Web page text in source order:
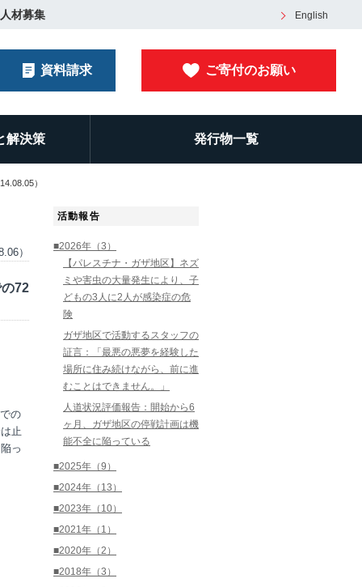
人材募集 English
資料請求 ご寄付のお願い
解決策 発行物一覧
）
）
72
の
止
っ
活動報告
■2026年（3）
【パレスチナ・ガザ地区】ネズ
ミや害虫の大量発生により、子
どもの3人に2人が感染症の危
険
ガザ地区で活動するスタッフの
証言：「最悪の悪夢を経験した
場所に住み続けながら、前に進
むことはできません。」
人道状況評価報告：開始から6
ヶ月、ガザ地区の停戦計画は機
能不全に陥っている
■2025年（9）
■2024年（13）
■2023年（10）
■2021年（1）
■2020年（2）
■2018年（3）